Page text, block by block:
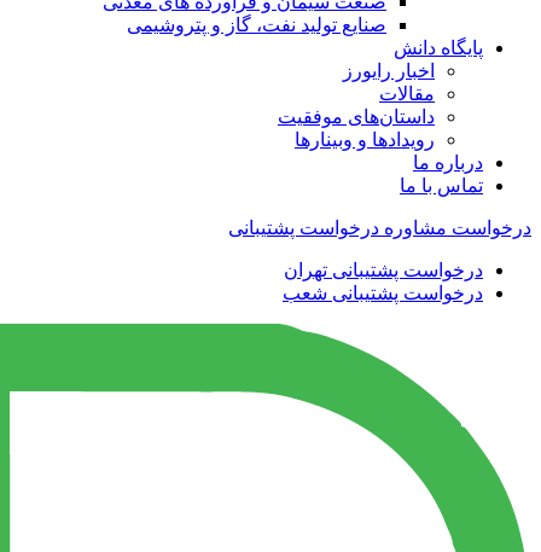
صنایع تولید نفت، گاز و پتروشيمی
پایگاه دانش
اخبار رایورز
مقالات
داستان‌های موفقیت
رویدادها و وبینارها
درباره ما
تماس با ما
درخواست مشاوره درخواست پشتیبانی
درخواست پشتیبانی تهران
درخواست پشتیبانی شعب